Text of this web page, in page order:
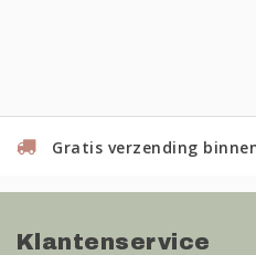
Gratis verzending
Klantenservice